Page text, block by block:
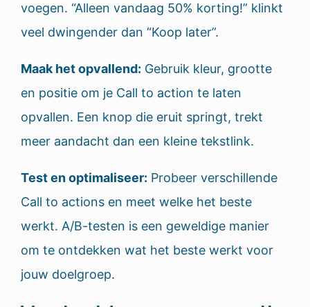
voegen. “Alleen vandaag 50% korting!” klinkt
veel dwingender dan “Koop later”.
Maak het opvallend: Gebruik kleur, grootte
en positie om je Call to action te laten
opvallen. Een knop die eruit springt, trekt
meer aandacht dan een kleine tekstlink.
Test en optimaliseer: Probeer verschillende
Call to actions en meet welke het beste
werkt. A/B-testen is een geweldige manier
om te ontdekken wat het beste werkt voor
jouw doelgroep.